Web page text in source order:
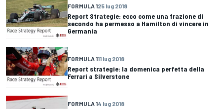
FORMULA 125 lug 2018
Report Strategie: ecco come una frazione di
secondo ha permesso a Hamilton di vincere in
Germania
FORMULA 111 lug 2018
Report strategie: la domenica perfetta della
Ferrari a Silverstone
FORMULA 14 lug 2018